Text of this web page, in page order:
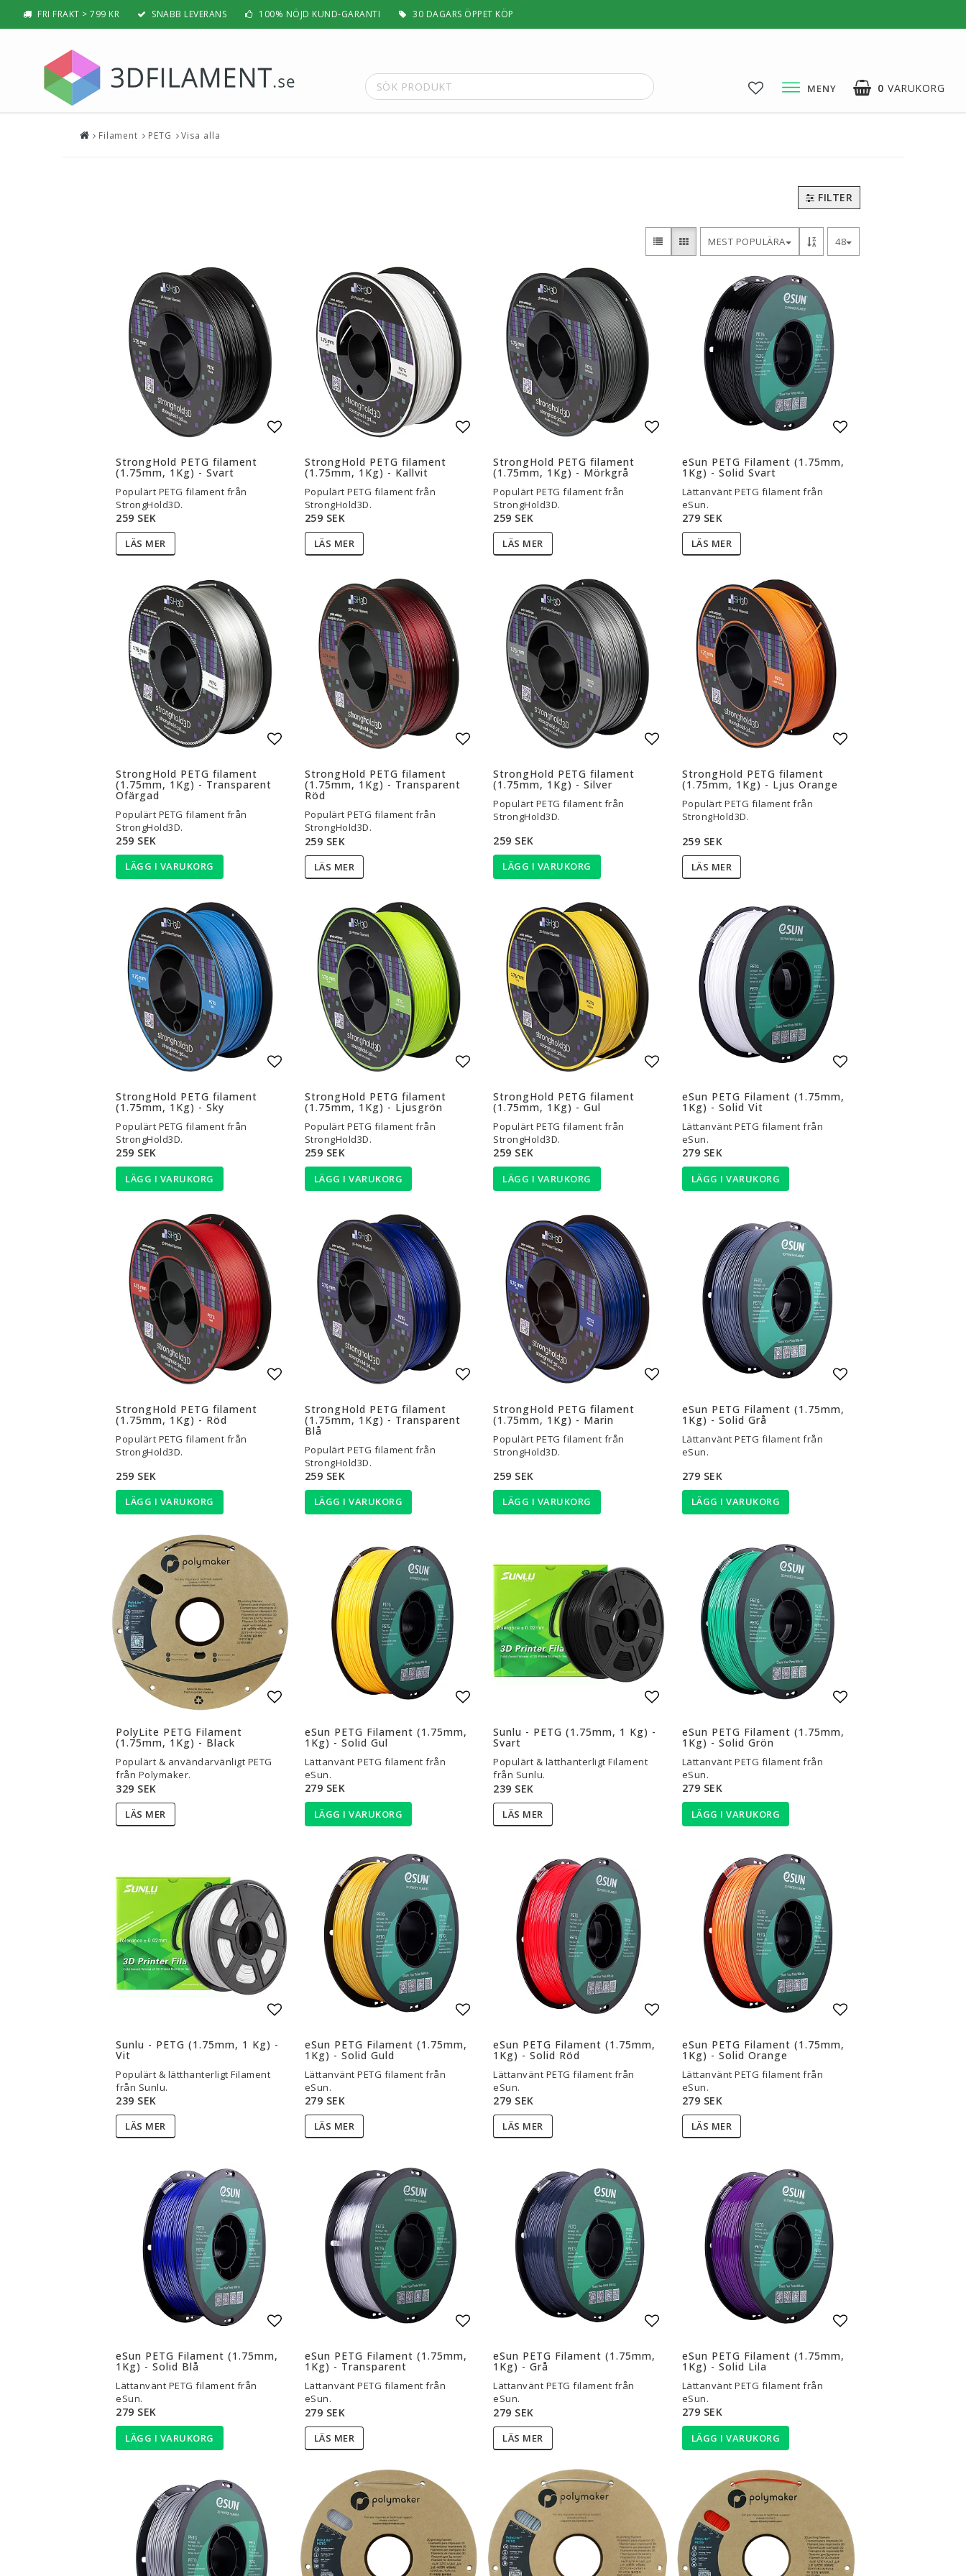
FRI FRAKT > 799 KR SNABB LEVERANS 100% NÖJD KUND-GARANTI 30 DAGARS ÖPPET KÖP
0 VARUKORG
MENY
BÄST 3D-SKRIVARE 2026
HIPS / PVA / ASA
Visa alla
Lättvikt
Rengörande
Visa alla
3D-Skrivare — Tillbehör
Tejp, Lim & Fästmaterial
3D-Skrivare — Delar
Munstycken
Övrigt
Resin
Water Washable
Tough
Visa alla
3D-Pennor & Tillbehör
3D-Pennor
Filament till 3D-Pennor
Visa alla
Filament PETG Visa alla
FILTER
MEST POPULÄRA 48
StrongHold PETG filament
(1.75mm, 1Kg) - Svart
Populärt PETG filament från
StrongHold3D.
259 SEK
LÄS MER
StrongHold PETG filament
(1.75mm, 1Kg) - Kallvit
Populärt PETG filament från
StrongHold3D.
259 SEK
LÄS MER
StrongHold PETG filament
(1.75mm, 1Kg) - Mörkgrå
Populärt PETG filament från
StrongHold3D.
259 SEK
LÄS MER
eSun PETG Filament (1.75mm,
1Kg) - Solid Svart
Lättanvänt PETG filament från
eSun.
279 SEK
LÄS MER
StrongHold PETG filament
(1.75mm, 1Kg) - Transparent
Ofärgad
Populärt PETG filament från
StrongHold3D.
259 SEK
LÄGG I VARUKORG
StrongHold PETG filament
(1.75mm, 1Kg) - Transparent
Röd
Populärt PETG filament från
StrongHold3D.
259 SEK
LÄS MER
StrongHold PETG filament
(1.75mm, 1Kg) - Silver
Populärt PETG filament från
StrongHold3D.
259 SEK
LÄGG I VARUKORG
StrongHold PETG filament
(1.75mm, 1Kg) - Ljus Orange
Populärt PETG filament från
StrongHold3D.
259 SEK
LÄS MER
StrongHold PETG filament
(1.75mm, 1Kg) - Sky
Populärt PETG filament från
StrongHold3D.
259 SEK
LÄGG I VARUKORG
StrongHold PETG filament
(1.75mm, 1Kg) - Ljusgrön
Populärt PETG filament från
StrongHold3D.
259 SEK
LÄGG I VARUKORG
StrongHold PETG filament
(1.75mm, 1Kg) - Gul
Populärt PETG filament från
StrongHold3D.
259 SEK
LÄGG I VARUKORG
eSun PETG Filament (1.75mm,
1Kg) - Solid Vit
Lättanvänt PETG filament från
eSun.
279 SEK
LÄGG I VARUKORG
StrongHold PETG filament
(1.75mm, 1Kg) - Röd
Populärt PETG filament från
StrongHold3D.
259 SEK
LÄGG I VARUKORG
StrongHold PETG filament
(1.75mm, 1Kg) - Transparent
Blå
Populärt PETG filament från
StrongHold3D.
259 SEK
LÄGG I VARUKORG
StrongHold PETG filament
(1.75mm, 1Kg) - Marin
Populärt PETG filament från
StrongHold3D.
259 SEK
LÄGG I VARUKORG
eSun PETG Filament (1.75mm,
1Kg) - Solid Grå
Lättanvänt PETG filament från
eSun.
279 SEK
LÄGG I VARUKORG
PolyLite PETG Filament
(1.75mm, 1Kg) - Black
Populärt & användarvänligt PETG
från Polymaker.
329 SEK
LÄS MER
eSun PETG Filament (1.75mm,
1Kg) - Solid Gul
Lättanvänt PETG filament från
eSun.
279 SEK
LÄGG I VARUKORG
Sunlu - PETG (1.75mm, 1 Kg) -
Svart
Populärt & lätthanterligt Filament
från Sunlu.
239 SEK
LÄS MER
eSun PETG Filament (1.75mm,
1Kg) - Solid Grön
Lättanvänt PETG filament från
eSun.
279 SEK
LÄGG I VARUKORG
Sunlu - PETG (1.75mm, 1 Kg) -
Vit
Populärt & lätthanterligt Filament
från Sunlu.
239 SEK
LÄS MER
eSun PETG Filament (1.75mm,
1Kg) - Solid Guld
Lättanvänt PETG filament från
eSun.
279 SEK
LÄS MER
eSun PETG Filament (1.75mm,
1Kg) - Solid Röd
Lättanvänt PETG filament från
eSun.
279 SEK
LÄS MER
eSun PETG Filament (1.75mm,
1Kg) - Solid Orange
Lättanvänt PETG filament från
eSun.
279 SEK
LÄS MER
eSun PETG Filament (1.75mm,
1Kg) - Solid Blå
Lättanvänt PETG filament från
eSun.
279 SEK
LÄGG I VARUKORG
eSun PETG Filament (1.75mm,
1Kg) - Transparent
Lättanvänt PETG filament från
eSun.
279 SEK
LÄS MER
eSun PETG Filament (1.75mm,
1Kg) - Grå
Lättanvänt PETG filament från
eSun.
279 SEK
LÄS MER
eSun PETG Filament (1.75mm,
1Kg) - Solid Lila
Lättanvänt PETG filament från
eSun.
279 SEK
LÄGG I VARUKORG